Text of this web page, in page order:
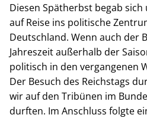
Diesen Spätherbst begab
auf Reise ins politische
Deutschland. Wenn auch der
Jahreszeit außerhalb der
politisch in den vergangenen
Der Besuch des Reichstags
wir auf den Tribünen im
durften. Im Anschluss folgte